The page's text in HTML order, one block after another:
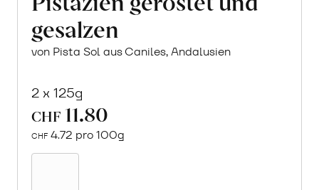
gesalzen
von Pista Sol aus Caniles, Andalusien
2 x 125g
CHF 11.80
CHF 4.72 pro 100g